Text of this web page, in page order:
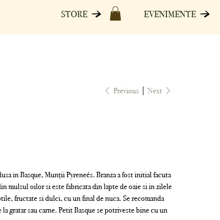
STORE EVENIMENTE
Previous Next
in Basque, Munții Pyreneés. Branza a fost initial facuta
mulsul oilor si este fabricata din lapte de oaie si in zilele
fructate si dulci, cu un final de nuca. Se recomanda
gratar sau carne. Petit Basque se potriveste bine cu un